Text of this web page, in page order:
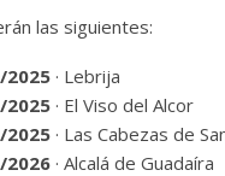
las siguientes:
2025 · Lebrija
2025 · El Viso del Alcor
2025 · Las Cabezas de
2026 · Alcalá de Guadaíra